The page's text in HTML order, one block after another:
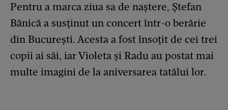
Pentru a marca ziua sa de naștere, Ștefan
Bănică a susținut un concert într-o berărie
din București. Acesta a fost însoțit de cei trei
copii ai săi, iar Violeta și Radu au postat mai
multe imagini de la aniversarea tatălui lor.